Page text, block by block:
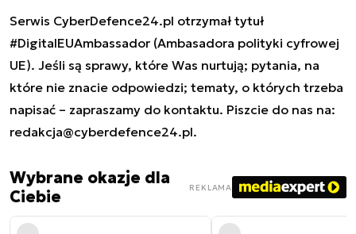
Serwis CyberDefence24.pl otrzymał tytuł
#DigitalEUAmbassador (Ambasadora polityki cyfrowej
UE). Jeśli są sprawy, które Was nurtują; pytania, na
które nie znacie odpowiedzi; tematy, o których trzeba
napisać – zapraszamy do kontaktu. Piszcie do nas na:
redakcja@cyberdefence24.pl.
Wybrane okazje dla
Ciebie
REKLAMA